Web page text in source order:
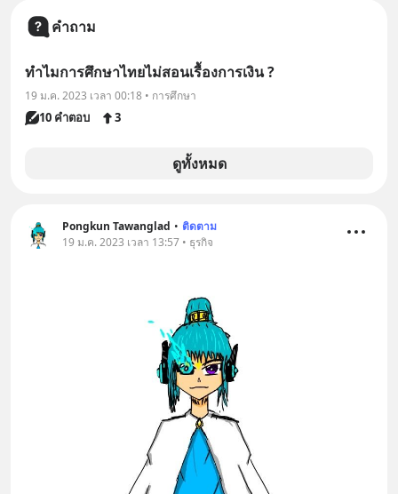
คำถาม
ทำไมการศึกษาไทยไม่สอนเรื้องการเงิน ?
19 ม.ค. 2023 เวลา 00:18 • การศึกษา
10 คำตอบ 3
ดูทั้งหมด
Pongkun Tawanglad • ติดตาม
19 ม.ค. 2023 เวลา 13:57 • ธุรกิจ